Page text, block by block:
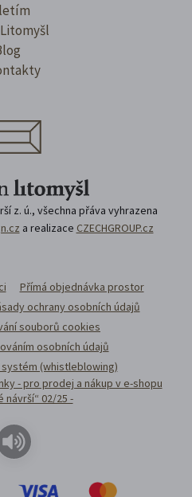
z. ú., všechna přáva vyhrazena
a realizace CZECHGROUP.cz
Přímá objednávka prostor
ochrany osobních údajů
souborů cookies
osobních údajů
(whistleblowing)
- pro prodej a nákup v e-shopu
návrší“ 02/25 -